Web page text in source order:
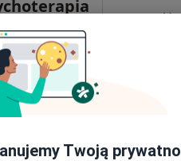
Centrum
Twoją